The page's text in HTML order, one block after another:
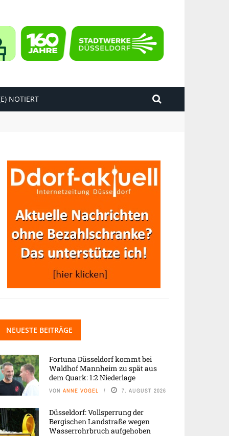
NOTIERT
NEUESTE BEITRÄGE
Fortuna Düsseldorf kommt bei
Waldhof Mannheim zu spät aus
dem Quark: 1:2 Niederlage
VON ANNE VOGEL 7. AUGUST 2026
Düsseldorf: Vollsperrung der
Bergischen Landstraße wegen
Wasserrohrbruch aufgehoben